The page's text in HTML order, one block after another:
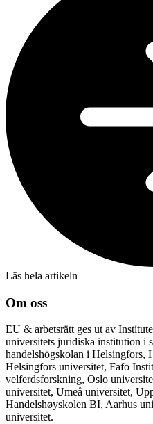
Läs hela artikeln
Om oss
EU & arbetsrätt ges ut av
universitets juridiska institution i
handelshögskolan i Helsingfors,
Helsingfors universitet, Fafo
velferdsforskning, Oslo
universitet, Umeå universitet,
Handelshøyskolen BI, Aarhus
universitet.